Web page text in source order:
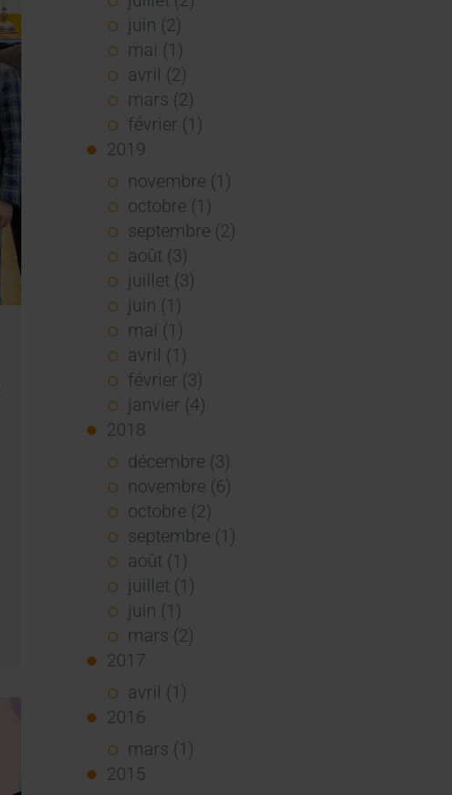
juin (2)
mai (1)
avril (2)
mars (2)
février (1)
2019
novembre (1)
octobre (1)
septembre (2)
août (3)
juillet (3)
juin (1)
mai (1)
avril (1)
février (3)
janvier (4)
2018
décembre (3)
novembre (6)
octobre (2)
septembre (1)
août (1)
juillet (1)
juin (1)
mars (2)
2017
avril (1)
2016
mars (1)
2015